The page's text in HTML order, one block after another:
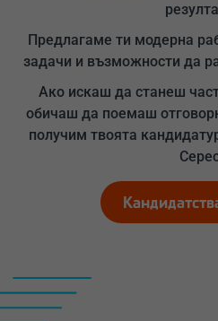
Предлагаме ти модерна
задачи и възможности да
Ако искаш да станеш
обичаш да поемаш
получим твоята